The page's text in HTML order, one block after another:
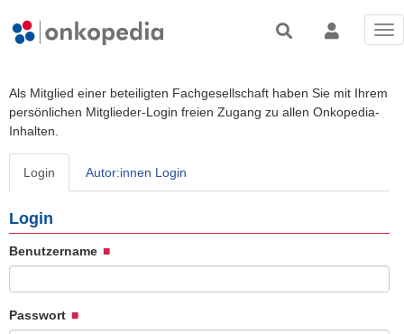
Als Mitglied einer beteiligten Fachgesellschaft haben Sie mit Ihrem
persönlichen Mitglieder-Login freien Zugang zu allen Onkopedia-
Inhalten.
Login Autor:innen Login
Login
Benutzername
Passwort